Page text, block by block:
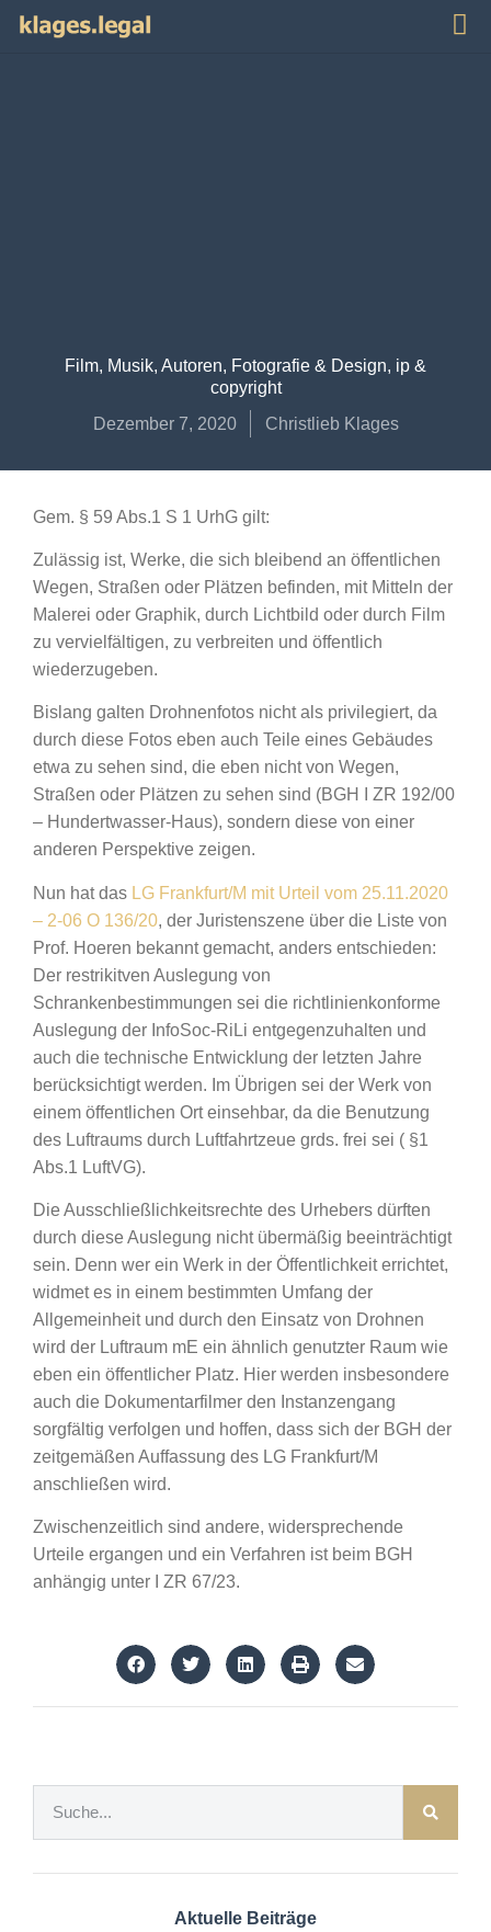
Film, Musik, Autoren, Fotografie & Design, ip &
copyright
Dezember 7, 2020
Christlieb Klages
Gem. § 59 Abs.1 S 1 UrhG gilt:
Zulässig ist, Werke, die sich bleibend an öffentlichen
Wegen, Straßen oder Plätzen befinden, mit Mitteln der
Malerei oder Graphik, durch Lichtbild oder durch Film
zu vervielfältigen, zu verbreiten und öffentlich
wiederzugeben.
Bislang galten Drohnenfotos nicht als privilegiert, da
durch diese Fotos eben auch Teile eines Gebäudes
etwa zu sehen sind, die eben nicht von Wegen,
Straßen oder Plätzen zu sehen sind (BGH I ZR 192/00
– Hundertwasser-Haus), sondern diese von einer
anderen Perspektive zeigen.
Nun hat das LG Frankfurt/M mit Urteil vom 25.11.2020
– 2-06 O 136/20, der Juristenszene über die Liste von
Prof. Hoeren bekannt gemacht, anders entschieden:
Der restrikitven Auslegung von
Schrankenbestimmungen sei die richtlinienkonforme
Auslegung der InfoSoc-RiLi entgegenzuhalten und
auch die technische Entwicklung der letzten Jahre
berücksichtigt werden. Im Übrigen sei der Werk von
einem öffentlichen Ort einsehbar, da die Benutzung
des Luftraums durch Luftfahrtzeue grds. frei sei ( §1
Abs.1 LuftVG).
Die Ausschließlichkeitsrechte des Urhebers dürften
durch diese Auslegung nicht übermäßig beeinträchtigt
sein. Denn wer ein Werk in der Öffentlichkeit errichtet,
widmet es in einem bestimmten Umfang der
Allgemeinheit und durch den Einsatz von Drohnen
wird der Luftraum mE ein ähnlich genutzter Raum wie
eben ein öffentlicher Platz. Hier werden insbesondere
auch die Dokumentarfilmer den Instanzengang
sorgfältig verfolgen und hoffen, dass sich der BGH der
zeitgemäßen Auffassung des LG Frankfurt/M
anschließen wird.
Zwischenzeitlich sind andere, widersprechende
Urteile ergangen und ein Verfahren ist beim BGH
anhängig unter I ZR 67/23.
Aktuelle Beiträge